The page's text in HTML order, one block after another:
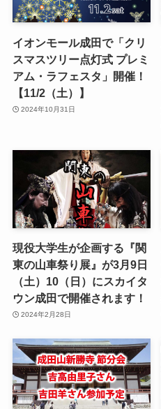
イオンモール成田で「クリ
スマスツリー点灯式 プレミ
アム・ラフェスタ」開催！
【11/2（土）】
2024年10月31日
現役大学生が企画する『関
東の山車祭り展』が3月9日
（土）10（日）にスカイタ
ウン成田で開催されます！
2024年2月28日